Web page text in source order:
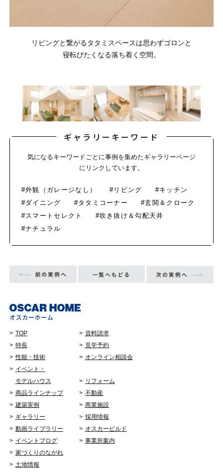
リビングと繋がるタタミスペースは思わずゴロンと
寝転びたくなる落ち着く空間。
ギャラリーキーワード
気になるキーワードごとに事例を集めたギャラリーページ
にリンクしています。
#外観（ガレージなし） #リビング
#キッチン
#ダイニング
#タタミコーナー
#玄関＆クローク
#スマートセレクト
#吹き抜け＆勾配天井
#ナチュラル
TOP
特長
性能・技術
イベント・
モデルハウス
商品ラインナップ
建築実例
ギャラリー
動画ライブラリー
イベントブログ
家づくりのながれ
土地情報
資料請求
見学予約
オンライン相談会
リフォーム
不動産
商業施設
採用情報
オスカービルド
事業所案内